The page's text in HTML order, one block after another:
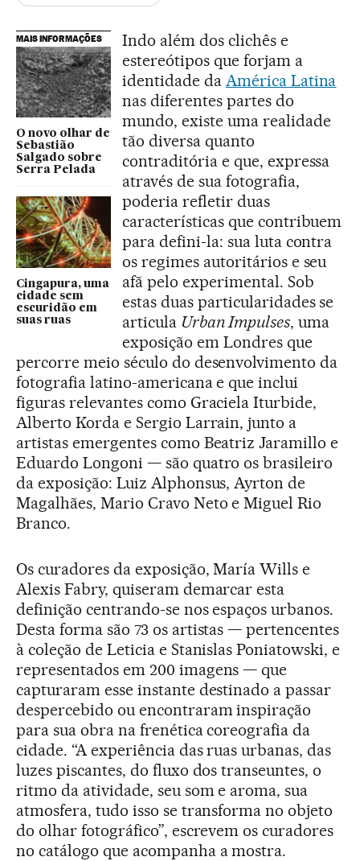
MAIS INFORMAÇÕES
O novo olhar de
Sebastião
Salgado sobre
Serra Pelada
Cingapura, uma
cidade sem
escuridão em
suas ruas
Indo além dos clichês e
estereótipos que forjam a
identidade da América Latina
nas diferentes partes do
mundo, existe uma realidade
tão diversa quanto
contraditória e que, expressa
através de sua fotografia,
poderia refletir duas
características que contribuem
para defini-la: sua luta contra
os regimes autoritários e seu
afã pelo experimental. Sob
estas duas particularidades se
articula Urban Impulses, uma
exposição em Londres que
percorre meio século do desenvolvimento da
fotografia latino-americana e que inclui
figuras relevantes como Graciela Iturbide,
Alberto Korda e Sergio Larrain, junto a
artistas emergentes como Beatriz Jaramillo e
Eduardo Longoni — são quatro os brasileiro
da exposição: Luiz Alphonsus, Ayrton de
Magalhães, Mario Cravo Neto e Miguel Rio
Branco.
Os curadores da exposição, María Wills e
Alexis Fabry, quiseram demarcar esta
definição centrando-se nos espaços urbanos.
Desta forma são 73 os artistas — pertencentes
à coleção de Leticia e Stanislas Poniatowski, e
representados em 200 imagens — que
capturaram esse instante destinado a passar
despercebido ou encontraram inspiração
para sua obra na frenética coreografia da
cidade. “A experiência das ruas urbanas, das
luzes piscantes, do fluxo dos transeuntes, o
ritmo da atividade, seu som e aroma, sua
atmosfera, tudo isso se transforma no objeto
do olhar fotográfico”, escrevem os curadores
no catálogo que acompanha a mostra.